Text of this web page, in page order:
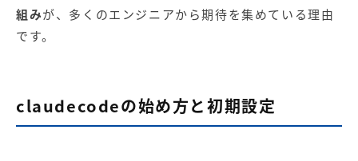
組みが、多くのエンジニアから期待を集めている理由
です。
claudecodeの始め方と初期設定